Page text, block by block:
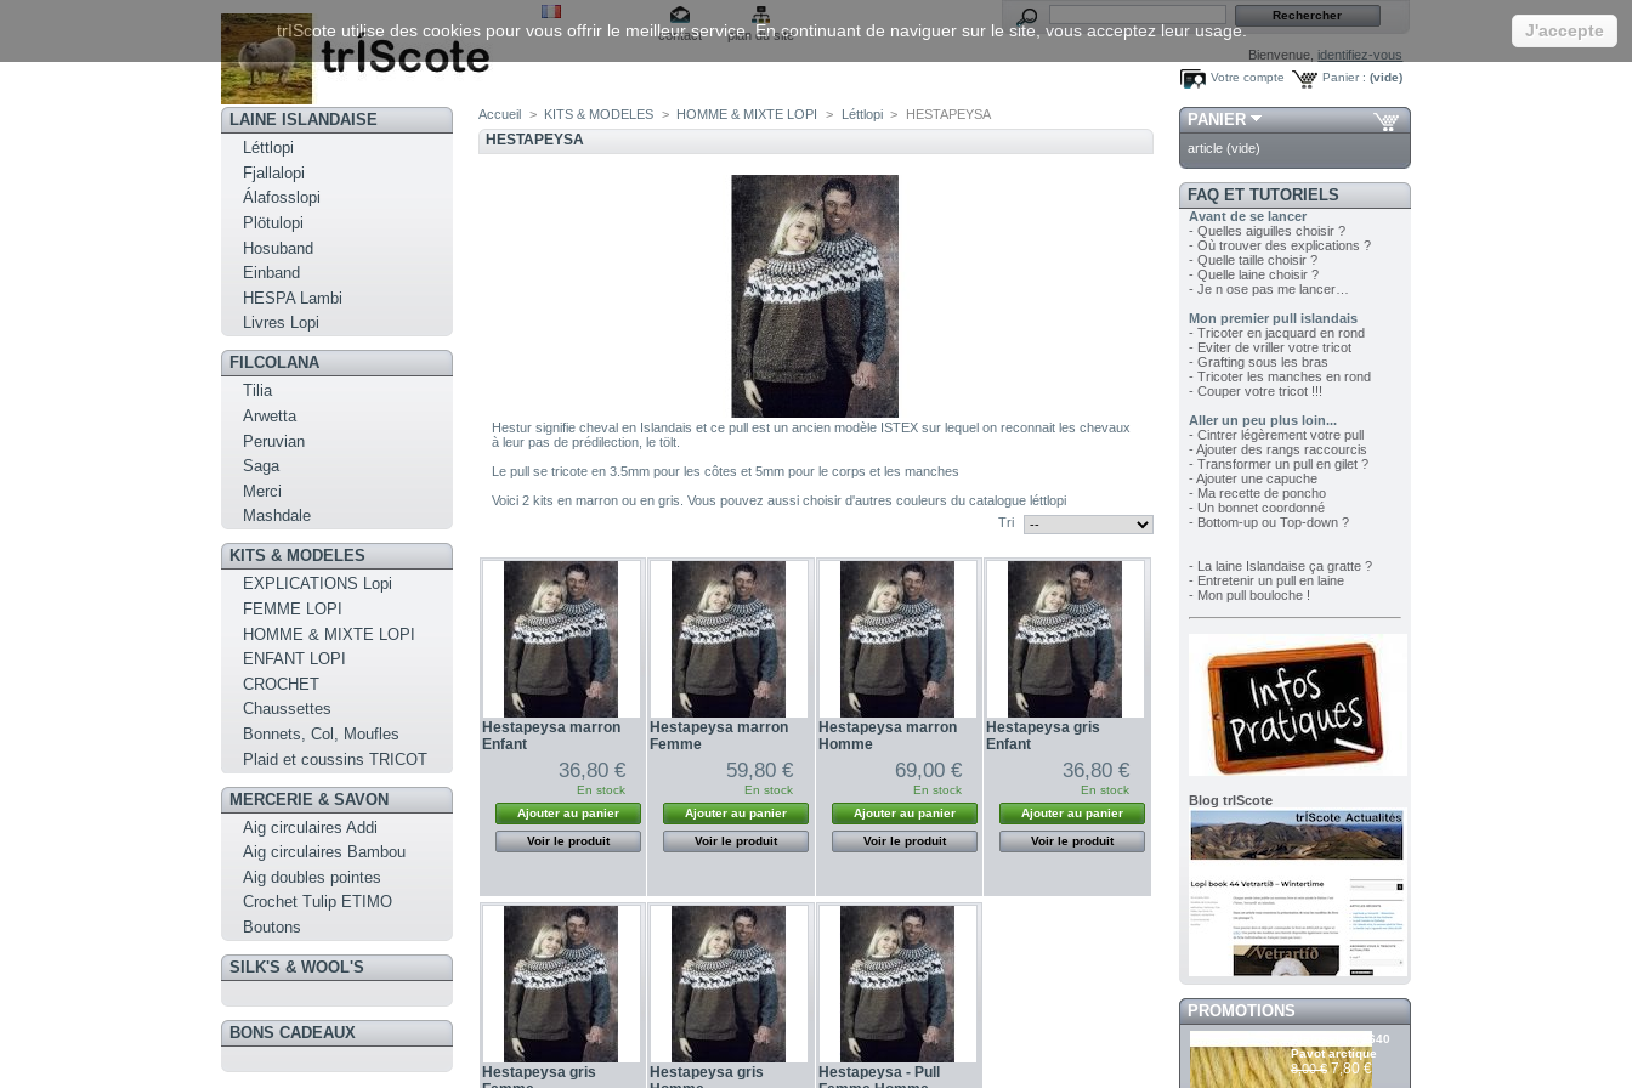
contact
plan du site
Bienvenue, identifiez-vous
Panier : (vide)
Votre compte
LAINE ISLANDAISE
Léttlopi
Fjallalopi
Álafosslopi
Plötulopi
Hosuband
Einband
HESPA Lambi
Livres Lopi
FILCOLANA
Tilia
Arwetta
Peruvian
Saga
Merci
Mashdale
KITS & MODELES
EXPLICATIONS Lopi
FEMME LOPI
HOMME & MIXTE LOPI
ENFANT LOPI
CROCHET
Chaussettes
Bonnets, Col, Moufles
Plaid et coussins TRICOT
MERCERIE & SAVON
Aig circulaires Addi
Aig circulaires Bambou
Aig doubles pointes
Crochet Tulip ETIMO
Boutons
SILK'S & WOOL'S
BONS CADEAUX
Accueil > KITS & MODELES > HOMME & MIXTE LOPI > Léttlopi > HESTAPEYSA
HESTAPEYSA
Hestur signifie cheval en Islandais et ce pull est un ancien modèle ISTEX sur lequel on reconnait les chevaux
à leur pas de prédilection, le tölt.
Le pull se tricote en 3.5mm pour les côtes et 5mm pour le corps et les manches
Voici 2 kits en marron ou en gris. Vous pouvez aussi choisir d'autres couleurs du catalogue léttlopi
Tri
Hestapeysa marron
Enfant
36,80 €
En stock
Ajouter au panier
Voir le produit
Hestapeysa marron
Femme
59,80 €
En stock
Ajouter au panier
Voir le produit
Hestapeysa marron
Homme
69,00 €
En stock
Ajouter au panier
Voir le produit
Hestapeysa gris
Enfant
36,80 €
En stock
Ajouter au panier
Voir le produit
Hestapeysa gris
Hestapeysa gris
Hestapeysa - Pull
PANIER
article (vide)
FAQ ET TUTORIELS
Avant de se lancer
- Quelles aiguilles choisir ?
- Où trouver des explications ?
- Quelle taille choisir ?
- Quelle laine choisir ?
- Je n ose pas me lancer…
Mon premier pull islandais
- Tricoter en jacquard en rond
- Eviter de vriller votre tricot
- Grafting sous les bras
- Tricoter les manches en rond
- Couper votre tricot !!!
Aller un peu plus loin...
- Cintrer légèrement votre pull
- Ajouter des rangs raccourcis
- Transformer un pull en gilet ?
- Ajouter une capuche
- Ma recette de poncho
- Un bonnet coordonné
- Bottom-up ou Top-down ?
- La laine Islandaise ça gratte ?
- Entretenir un pull en laine
- Mon pull bouloche !
Blog trIScote
PROMOTIONS
Álafosslopi 2640
Pavot arctique
8,00 € 7,80 €
trIScote utilise des cookies pour vous offrir le meilleur service. En continuant de naviguer sur le site, vous acceptez leur usage. J'accepte